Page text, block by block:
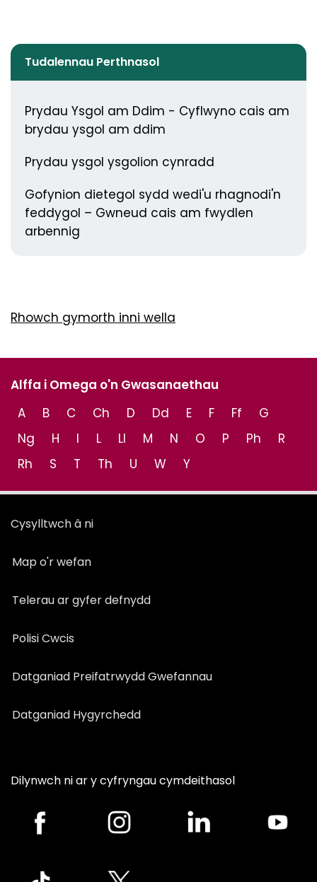
Tudalennau Perthnasol
Prydau Ysgol am Ddim - Cyflwyno cais am
brydau ysgol am ddim
Prydau ysgol ysgolion cynradd
Gofynion dietegol sydd wedi'u rhagnodi'n
feddygol – Gwneud cais am fwydlen
arbennig
Rhowch gymorth inni wella
Alffa i Omega o'n Gwasanaethau
A
B C Ch D Dd E F Ff
G
Ng
H I L Ll M N O P Ph
R
Rh
S T Th U W Y
Cysylltwch â ni
Map o'r wefan
Telerau ar gyfer defnydd
Polisi Cwcis
Datganiad Preifatrwydd Gwefannau
Datganiad Hygyrchedd
Dilynwch ni ar y cyfryngau cymdeithasol